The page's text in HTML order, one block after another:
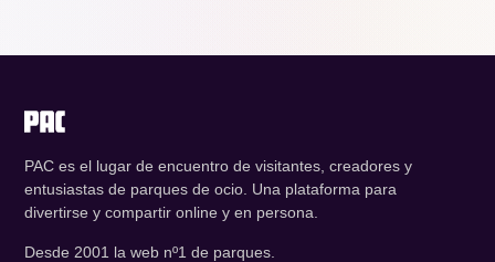
PAC es el lugar de encuentro de visitantes, creadores y
entusiastas de parques de ocio. Una plataforma para
divertirse y compartir online y en persona.
Desde 2001 la web nº1 de parques.